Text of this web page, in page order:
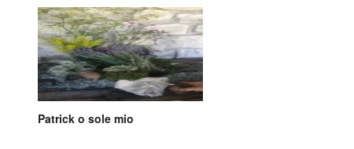
Patrick o sole mio